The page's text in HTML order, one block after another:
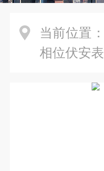
当前位置：
相位伏安表